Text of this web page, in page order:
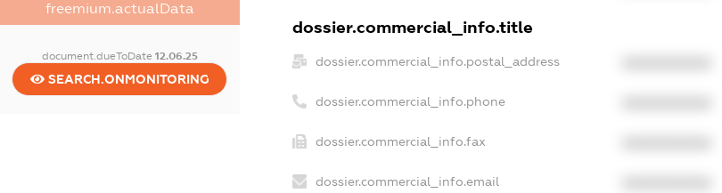
freemium.actualData
document.dueToDate 12.06.25
SEARCH.ONMONITORING
dossier.commercial_info.title
dossier.commercial_info.postal_address
dossier.commercial_info.phone
dossier.commercial_info.fax
dossier.commercial_info.email